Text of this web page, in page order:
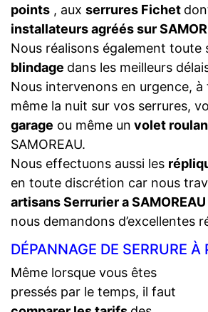
points , aux serrures Fichet
installateurs agréés sur
Nous réalisons également toute
blindage dans les meilleurs
Nous intervenons en urgence,
même la nuit sur vos serrures,
garage ou même un volet
SAMOREAU.
Nous effectuons aussi les
en toute discrétion car nous
artisans Serrurier a
nous demandons d’excellentes
DÉPANNAGE DE SERRURE À
Même lorsque vous êtes
pressés par le temps, il faut